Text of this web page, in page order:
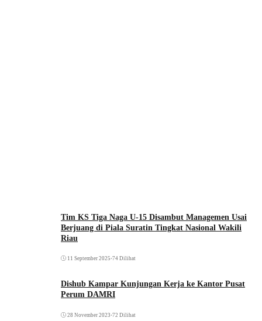
Tim KS Tiga Naga U-15 Disambut Managemen Usai
Berjuang di Piala Suratin Tingkat Nasional Wakili
Riau
11 September 2025 •74 Dilihat
Dishub Kampar Kunjungan Kerja ke Kantor Pusat
Perum DAMRI
28 November 2023 •72 Dilihat